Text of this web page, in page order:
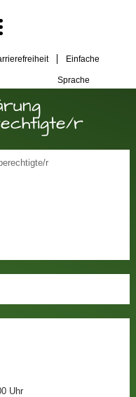
Einfache
Sprache
r
r
Uhr